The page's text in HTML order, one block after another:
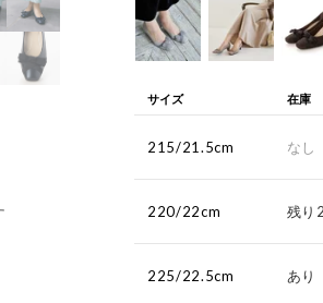
サイズ 在庫
215/21.5cm なし
220/22cm 残り
225/22.5cm あり